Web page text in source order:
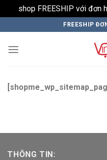
shop FREESHIP với đơn
to
content
FREESHIP
THÔNG TIN: